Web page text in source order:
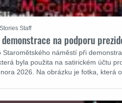
na podporu
Staromětského náměstí při
byla použita na satirickém účtu
2026. Na obrázku je fotka, která
Staff